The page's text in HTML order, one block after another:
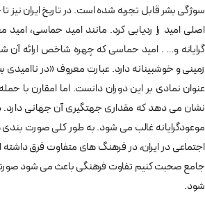
سوژگی بشر قابل تجربه شده است. در تاریخ ایران نیز
اصلی امید را ردیابی کرد. مانند امید حماسی،
گرایانه و… . امید حماسی که چهره شاخص ارائه آن
زمینی و خوشبینانه دارد. عبارت معروف «در
عنوان نمادی بر این دوران دانست. اما امقارن با
نشان می دهد که مقداری جهتگیری آن جهانی دارد.
موعودگرایانه غالب می شود. به طور کلی صورت بندی
اجتماعی در ایران، در فرهنگ های متفاوت فرق
جامع صحبت کنیم تفاوت فرهنگی باعث می شود
شود.